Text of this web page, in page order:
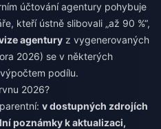
účtování agentury pohybuje
kteří ústně slibovali „až 90 %“,
agentury z vygenerovaných
2026) se v některých
podílu.
2026?
v dostupných zdrojích
poznámky k aktualizaci,